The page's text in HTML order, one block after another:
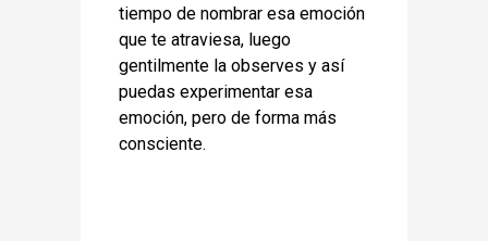
tiempo de nombrar esa emoción
que te atraviesa, luego
gentilmente la observes y así
puedas experimentar esa
emoción, pero de forma más
consciente.